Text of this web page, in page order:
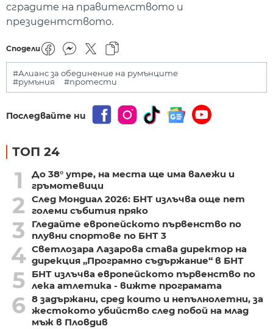
сградите на правителството и
президентството.
Сподели
#Алианс за обединение на румънците
#румъния
#протести
Последвайте ни
ТОП 24
1
До 38° утре, на места ще има валежи и
гръмотевици
2
След Мондиал 2026: БНТ излъчва още пет
големи събития пряко
3
Гледайте европейското първенство по
плувни спортове по БНТ 3
4 Светлозара Лазарова става директор на
дирекция „Програмно съдържание“ в БНТ
5
БНТ излъчва европейското първенство по
лека атлетика - вижте програмата
6 8 задържани, сред които и непълнолетни, за
жестокото убийство след побой на млад
мъж в Пловдив